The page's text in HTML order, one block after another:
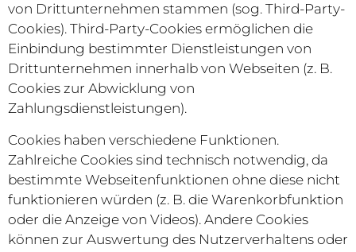
von Drittunternehmen stammen (sog. Third-Party-
Cookies). Third-Party-Cookies ermöglichen die
Einbindung bestimmter Dienstleistungen von
Drittunternehmen innerhalb von Webseiten (z. B.
Cookies zur Abwicklung von
Zahlungsdienstleistungen).
Cookies haben verschiedene Funktionen.
Zahlreiche Cookies sind technisch notwendig, da
bestimmte Webseitenfunktionen ohne diese nicht
funktionieren würden (z. B. die Warenkorbfunktion
oder die Anzeige von Videos). Andere Cookies
können zur Auswertung des Nutzerverhaltens oder